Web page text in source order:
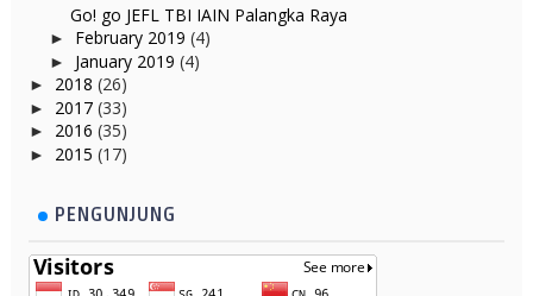
Go! go JEFL TBI IAIN Palangka Raya
► February 2019 (4)
► January 2019 (4)
► 2018 (26)
► 2017 (33)
► 2016 (35)
► 2015 (17)
PENGUNJUNG